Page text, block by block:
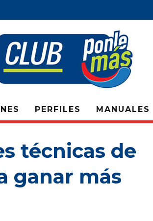
PERFILES MANUALES
técnicas de
ganar más